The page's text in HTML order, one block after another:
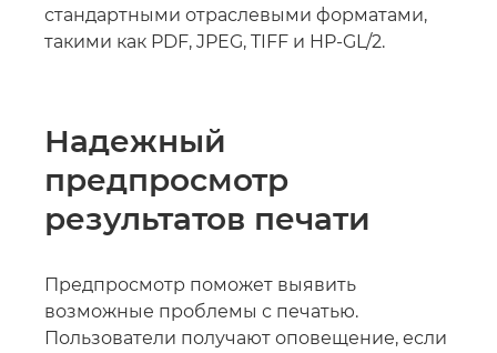
стандартными отраслевыми форматами,
такими как PDF, JPEG, TIFF и HP-GL/2.
Надежный
предпросмотр
результатов печати
Предпросмотр поможет выявить
возможные проблемы с печатью.
Пользователи получают оповещение, если